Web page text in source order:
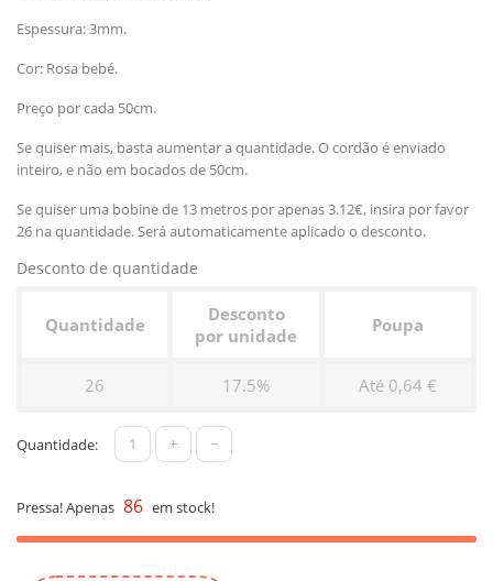
Espessura: 3mm.
Cor: Rosa bebé.
Preço por cada 50cm.
Se quiser mais, basta aumentar a quantidade. O cordão é enviado
inteiro, e não em bocados de 50cm.
Se quiser uma bobine de 13 metros por apenas 3.12€, insira por favor
26 na quantidade. Será automaticamente aplicado o desconto.
Desconto de quantidade
Quantidade
Desconto
por unidade
Poupa
26 17.5% Até 0,64 €
Quantidade: + -
Pressa! Apenas 86 em stock!